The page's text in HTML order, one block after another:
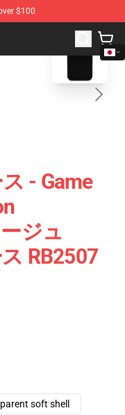
$100
Shop - Official
- Game
ジュ
RB2507
soft shell